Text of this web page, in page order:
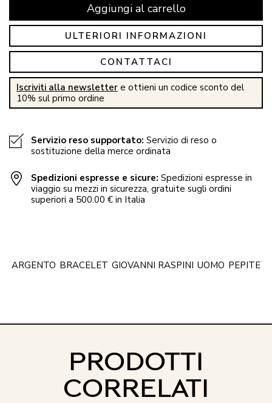
Aggiungi al carrello
ULTERIORI INFORMAZIONI
CONTATTACI
Iscriviti alla newsletter e ottieni un codice sconto del
10% sul primo ordine
Servizio reso supportato: Servizio di reso o
sostituzione della merce ordinata
Spedizioni espresse e sicure: Spedizioni espresse in
viaggio su mezzi in sicurezza, gratuite sugli ordini
superiori a 500.00 € in Italia
ARGENTO BRACELET GIOVANNI RASPINI UOMO PEPITE
PRODOTTI
CORRELATI